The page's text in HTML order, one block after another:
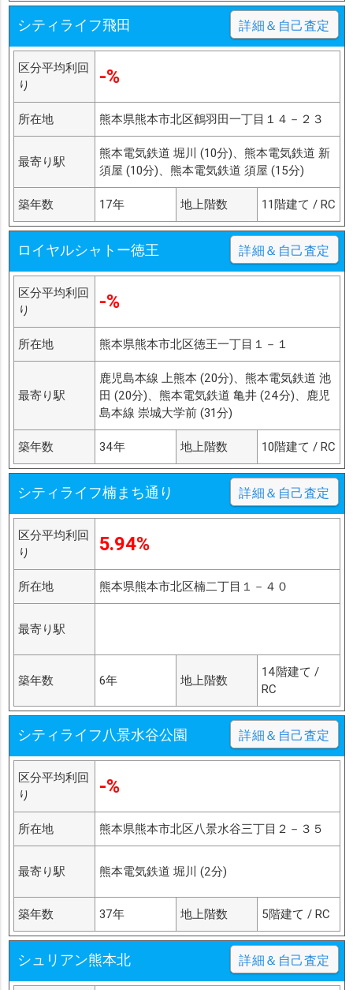
シティライフ飛田 詳細＆自己査定
区分平均利回
り
-%
所在地 熊本県熊本市北区鶴羽田一丁目１４－２３
最寄り駅
熊本電気鉄道 堀川 (10分)、熊本電気鉄道 新
須屋 (10分)、熊本電気鉄道 須屋 (15分)
築年数 17年 地上階数 11階建て / RC
ロイヤルシャトー徳王 詳細＆自己査定
区分平均利回
り
-%
所在地 熊本県熊本市北区徳王一丁目１－１
最寄り駅
鹿児島本線 上熊本 (20分)、熊本電気鉄道 池
田 (20分)、熊本電気鉄道 亀井 (24分)、鹿児
島本線 崇城大学前 (31分)
築年数 34年 地上階数 10階建て / RC
シティライフ楠まち通り 詳細＆自己査定
区分平均利回
り
5.94%
所在地 熊本県熊本市北区楠二丁目１－４０
最寄り駅
築年数 6年 地上階数
14階建て /
RC
シティライフ八景水谷公園 詳細＆自己査定
区分平均利回
り
-%
所在地 熊本県熊本市北区八景水谷三丁目２－３５
最寄り駅 熊本電気鉄道 堀川 (2分)
築年数 37年 地上階数 5階建て / RC
シュリアン熊本北 詳細＆自己査定